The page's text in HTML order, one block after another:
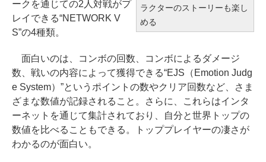
ラクターのストーリーも楽し
める
ークを通じての2人対戦がプ
レイできる“NETWORK V
S”の4種類。
面白いのは、コンボの回数、コンボによるダメージ
数、戦いの内容によって獲得できる“EJS（Emotion Judg
e System）”というポイントの数やクリア回数など、さま
ざまな数値が記録されること。さらに、これらはインタ
ーネットを通じて集計されており、自分と世界トップの
数値を比べることもできる。トッププレイヤーの凄さが
わかるのが面白い。